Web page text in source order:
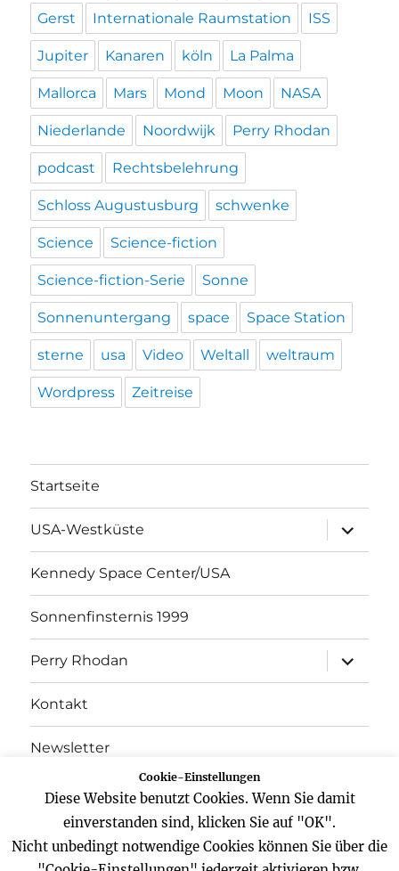
Gerst Internationale Raumstation ISS
Jupiter Kanaren köln La Palma
Mallorca Mars Mond Moon NASA
Niederlande Noordwijk Perry Rhodan
podcast Rechtsbelehrung
Schloss Augustusburg schwenke
Science Science-fiction
Science-fiction-Serie Sonne
Sonnenuntergang space Space Station
sterne usa Video Weltall weltraum
Wordpress Zeitreise
Startseite
USA-Westküste
öffnen
Kennedy Space Center/USA
Sonnenfinsternis 1999
Perry Rhodan
öffnen
Kontakt
Newsletter
Datenschutz
Cookie-Einstellungen
Diese Website benutzt Cookies. Wenn Sie damit
einverstanden sind, klicken Sie auf "OK".
Nicht unbedingt notwendige Cookies können Sie über die